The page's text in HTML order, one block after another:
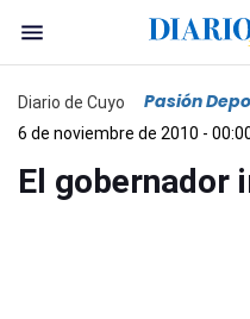
Diario de Cuyo Pasión
6 de noviembre de 2010 -
El gobernador